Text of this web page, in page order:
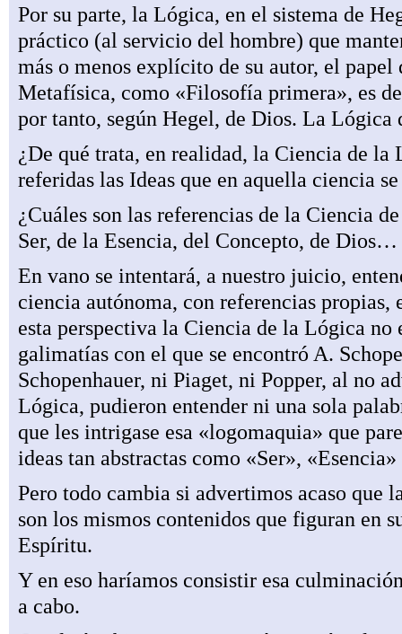
Por su parte, la Lógica, en el sistema de
práctico (al servicio del hombre) que
más o menos explícito de su autor, el
Metafísica, como «Filosofía primera», es
por tanto, según Hegel, de Dios. La
¿De qué trata, en realidad, la Ciencia de
referidas las Ideas que en aquella ciencia
¿Cuáles son las referencias de la Ciencia
Ser, de la Esencia, del Concepto, de Dios…
En vano se intentará, a nuestro juicio,
ciencia autónoma, con referencias propias,
esta perspectiva la Ciencia de la Lógica
galimatías con el que se encontró A.
Schopenhauer, ni Piaget, ni Popper, al no
Lógica, pudieron entender ni una sola
que les intrigase esa «logomaquia» que
ideas tan abstractas como «Ser»,
Pero todo cambia si advertimos acaso que
son los mismos contenidos que figuran en
Espíritu.
Y en eso haríamos consistir esa
a cabo.